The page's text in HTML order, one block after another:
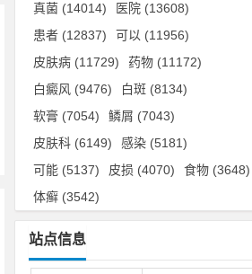
真菌 (14014) 医院 (13608)
患者 (12837) 可以 (11956)
皮肤病 (11729) 药物 (11172)
白癜风 (9476) 白斑 (8134)
软膏 (7054) 鳞屑 (7043)
皮肤科 (6149) 感染 (5181)
可能 (5137) 皮损 (4070) 食物 (3648)
体癣 (3542)
站点信息